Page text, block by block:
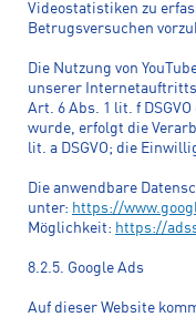
Videostatistiken zu
Betrugsversuchen
Die Nutzung von
unserer
Art. 6 Abs. 1 lit. f
wurde, erfolgt die
lit. a DSGVO; die
Die anwendbare
unter: https://
Möglichkeit: https://
8.2.5. Google Ads
Auf dieser Website